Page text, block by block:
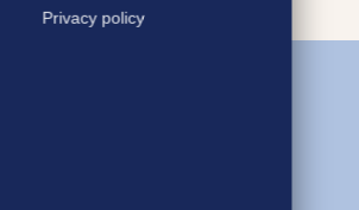
Privacy policy